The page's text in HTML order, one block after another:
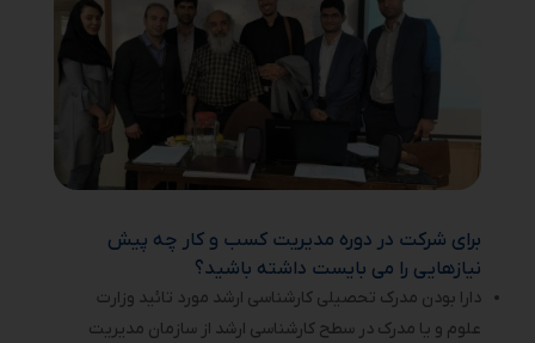
برای شرکت در دوره مدیریت کسب و کار چه پیش
نیازهایی را می بایست داشته باشید؟
دارا بودن مدرک تحصیلی کارشناسی ارشد مورد تائید وزارت
علوم و یا مدرک در سطح کارشناسی ارشد از سازمان مدیریت